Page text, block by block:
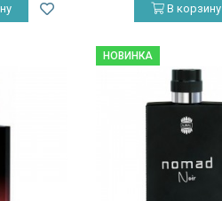
В корзину
НОВИНКА